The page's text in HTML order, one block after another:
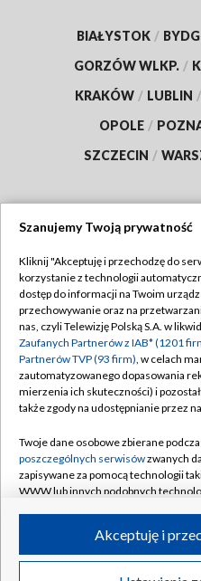
BIAŁYSTOK /
GORZÓW WLKP. /
KRAKÓW / LUBLIN /
OPOLE /
SZCZECIN /
Abonament TVP
Emisja w TVP
Centrum informacji TVP
Naziemna Telewizja
Rada Programowa
System NOS
Informacje o nadawcy
Program dla prasy
Polityka
©2026 Telewizja
Szanujemy Twoją prywatność
Kliknij "Akceptuję i przechodzę do
korzystanie z technologii
dostęp do informacji na Twoim
przechowywanie oraz na
nas, czyli Telewizję Polską S.A. w
Zaufanych Partnerów z IAB* (1201
Partnerów TVP (93 firm), w celach
zautomatyzowanego dopasowania
mierzenia ich skuteczności) i
także zgody na udostępnianie przez
Twoje dane osobowe zbierane
poszczególnych serwisówzwanych
zapisywane za pomocą technologii
WWW lub innych podobnych
ruchu w Internecie.
Twoje dane osobowe zbierane
Akceptuję i